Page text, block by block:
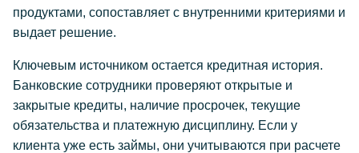
продуктами, сопоставляет с внутренними критериями и
выдает решение.
Ключевым источником остается кредитная история.
Банковские сотрудники проверяют открытые и
закрытые кредиты, наличие просрочек, текущие
обязательства и платежную дисциплину. Если у
клиента уже есть займы, они учитываются при расчете